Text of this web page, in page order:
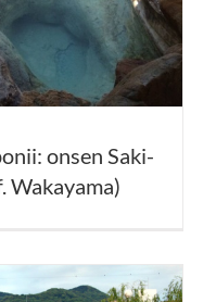
onsen Saki-
Wakayama)